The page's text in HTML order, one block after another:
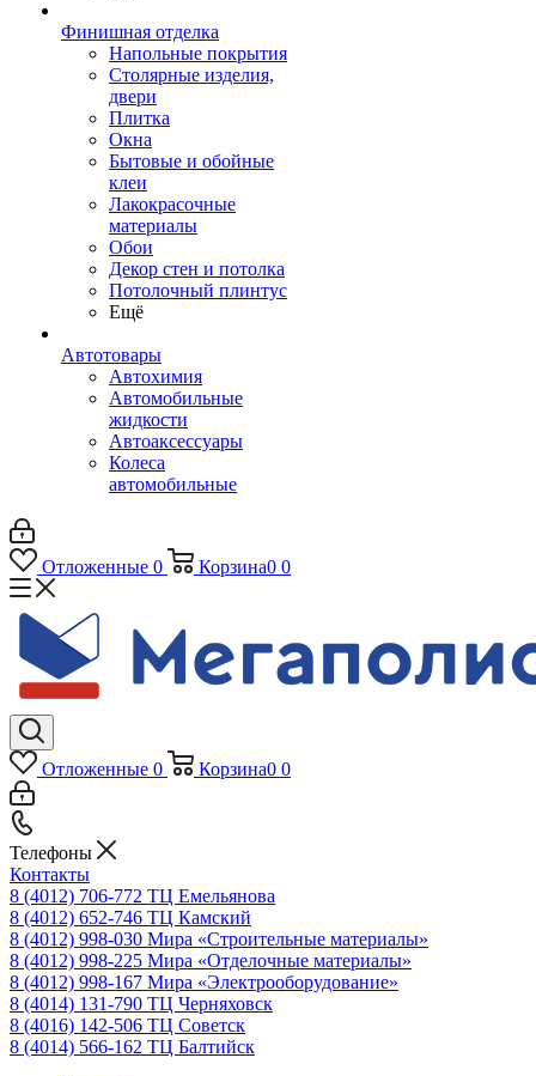
Финишная отделка
Напольные покрытия
Столярные изделия,
двери
Плитка
Окна
Бытовые и обойные
клеи
Лакокрасочные
материалы
Обои
Декор стен и потолка
Потолочный плинтус
Ещё
Автотовары
Автохимия
Автомобильные
жидкости
Автоаксессуары
Колеса
автомобильные
Отложенные 0 Корзина0 0
Отложенные 0 Корзина0 0
Телефоны
Контакты
8 (4012) 706-772 ТЦ Емельянова
8 (4012) 652-746 ТЦ Камский
8 (4012) 998-030 Мира «Строительные материалы»
8 (4012) 998-225 Мира «Отделочные материалы»
8 (4012) 998-167 Мира «Электрооборудование»
8 (4014) 131-790 ТЦ Черняховск
8 (4016) 142-506 ТЦ Советск
8 (4014) 566-162 ТЦ Балтийск